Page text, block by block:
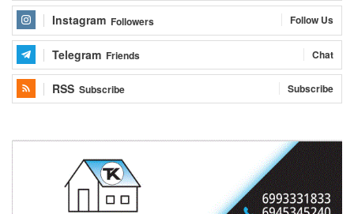
Instagram Followers Follow Us
Telegram Friends Chat
RSS Subscribe Subscribe